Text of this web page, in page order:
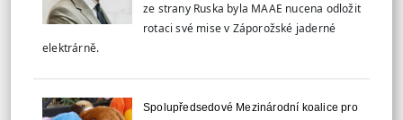
ze strany Ruska byla MAAE nucena odložit
rotaci své mise v Záporožské jaderné
elektrárně.
Spolupředsedové Mezinárodní koalice pro